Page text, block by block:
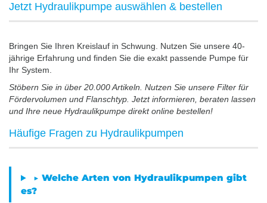
Jetzt Hydraulikpumpe auswählen & bestellen
Bringen Sie Ihren Kreislauf in Schwung. Nutzen Sie unsere 40-
jährige Erfahrung und finden Sie die exakt passende Pumpe für
Ihr System.
Stöbern Sie in über 20.000 Artikeln. Nutzen Sie unsere Filter für
Fördervolumen und Flanschtyp. Jetzt informieren, beraten lassen
und Ihre neue Hydraulikpumpe direkt online bestellen!
Häufige Fragen zu Hydraulikpumpen
▶ Welche Arten von Hydraulikpumpen gibt
es?